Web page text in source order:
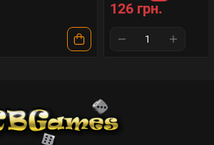
126 грн.